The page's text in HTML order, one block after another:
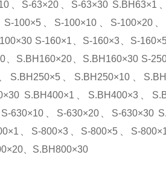
S-63×20、S-63×30 S.BH63×1
100×5、S-100×10、S-100×20、
S-160×1、S-160×3、S-
S.BH160×20、S.BH160×30 S-
S.BH250×5、S.BH250×10、
S.BH400×1、S.BH400×3、
、S-630×20、S-630×30
、S-800×3、S-800×5、S-
、S.BH800×30